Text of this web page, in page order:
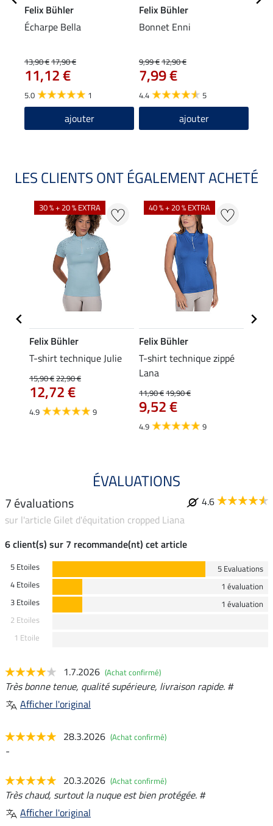
Felix Bühler
Écharpe Bella
13,90 €17,90 €
11,12 €
5.0 1
ajouter
Felix Bühler
Bonnet Enni
9,99 €12,90 €
7,99 €
4.4 5
ajouter
LES CLIENTS ONT ÉGALEMENT ACHETÉ
30 % + 20 % EXTRA
Felix Bühler
T-shirt technique Julie
15,90 €22,90 €
12,72 €
4.9 9
40 % + 20 % EXTRA
Felix Bühler
T-shirt technique zippé
Lana
11,90 €19,90 €
9,52 €
4.9 9
ÉVALUATIONS
7 évaluations
4.6
sur l'article Gilet d'équitation cropped Liana
6 client(s) sur 7 recommande(nt) cet article
5 Etoiles
5 Evaluations
4 Etoiles
1 évaluation
3 Etoiles
1 évaluation
2 Etoiles
1 Etoile
1.7.2026 (Achat confirmé)
Très bonne tenue, qualité supérieure, livraison rapide. #
Afficher l'original
28.3.2026 (Achat confirmé)
-
20.3.2026 (Achat confirmé)
Très chaud, surtout la nuque est bien protégée. #
Afficher l'original